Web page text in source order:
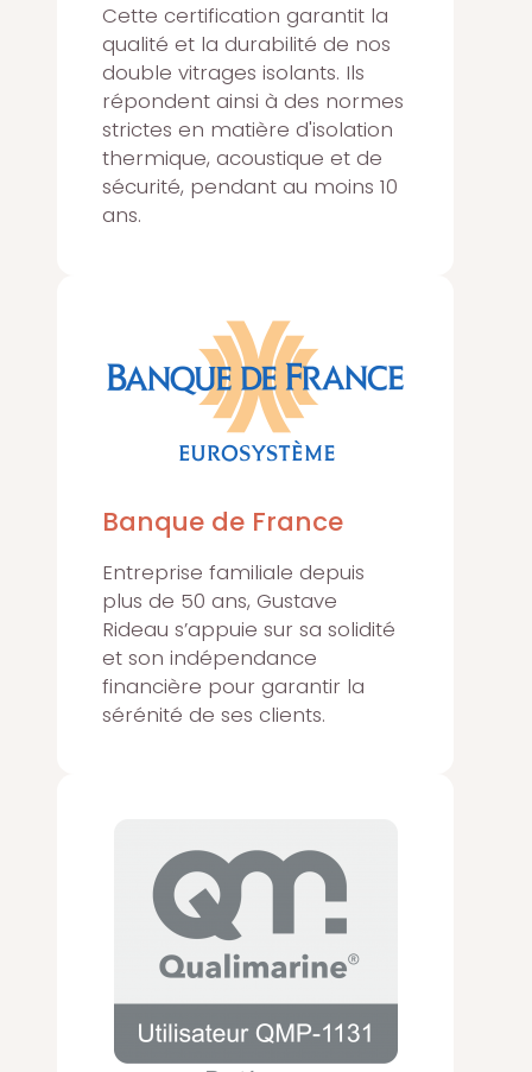
Cette certification garantit la
qualité et la durabilité de nos
double vitrages isolants. Ils
répondent ainsi à des normes
strictes en matière d'isolation
thermique, acoustique et de
sécurité, pendant au moins 10
ans.
Banque de France
Entreprise familiale depuis
plus de 50 ans, Gustave
Rideau s’appuie sur sa solidité
et son indépendance
financière pour garantir la
sérénité de ses clients.